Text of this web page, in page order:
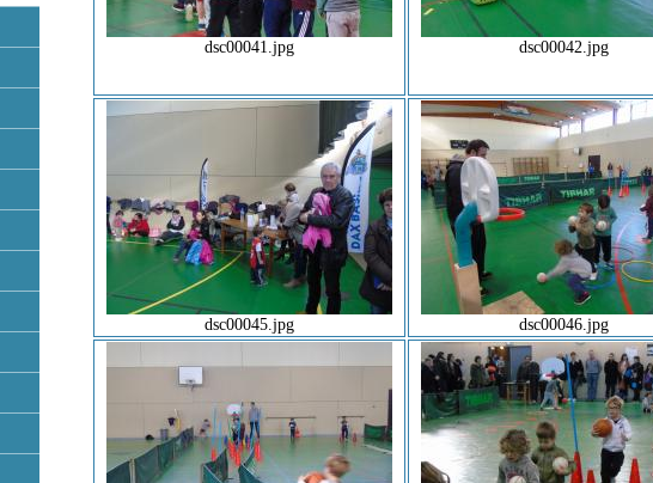
dsc00041.jpg
dsc00042.jpg
dsc00045.jpg dsc00046.jpg